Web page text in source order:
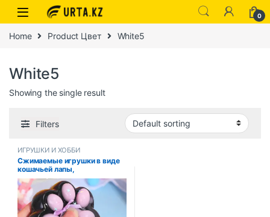
0
Home Product Цвет White5
White5
Showing the single result
Filters
ИГРУШКИ И ХОББИ
Сжимаемые игрушки в виде
кошачьей лапы,
декомпрессионная игрушка в
виде кошачьей лапы, мягкие
липкие игрушки для снятия
стресса, расслабляющие
игрушки